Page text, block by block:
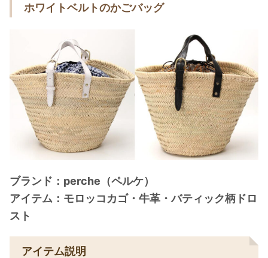
ホワイトベルトのかごバッグ
ブランド：perche（ペルケ）
アイテム：モロッコカゴ・牛革・バティック柄ドロ
スト
アイテム説明